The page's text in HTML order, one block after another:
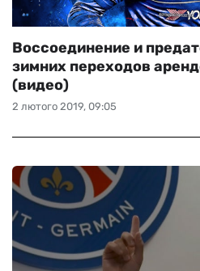
2 лютого 2019, 09:05
Воссоединение и
зимних переходов
(видео)